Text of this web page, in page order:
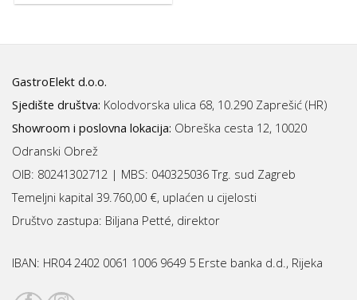
GastroElekt d.o.o.
Sjedište društva: Kolodvorska ulica 68, 10.290 Zaprešić (HR)
Showroom i poslovna lokacija: Obreška cesta 12, 10020
Odranski Obrež
OIB: 80241302712 | MBS: 040325036 Trg. sud Zagreb
Temeljni kapital 39.760,00 €, uplaćen u cijelosti
Društvo zastupa: Biljana Petté, direktor
IBAN: HR04 2402 0061 1006 9649 5 Erste banka d.d., Rijeka